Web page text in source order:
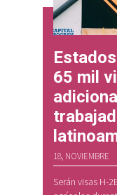
65 mil
18, NOVIEMBRE
Serán visas H-